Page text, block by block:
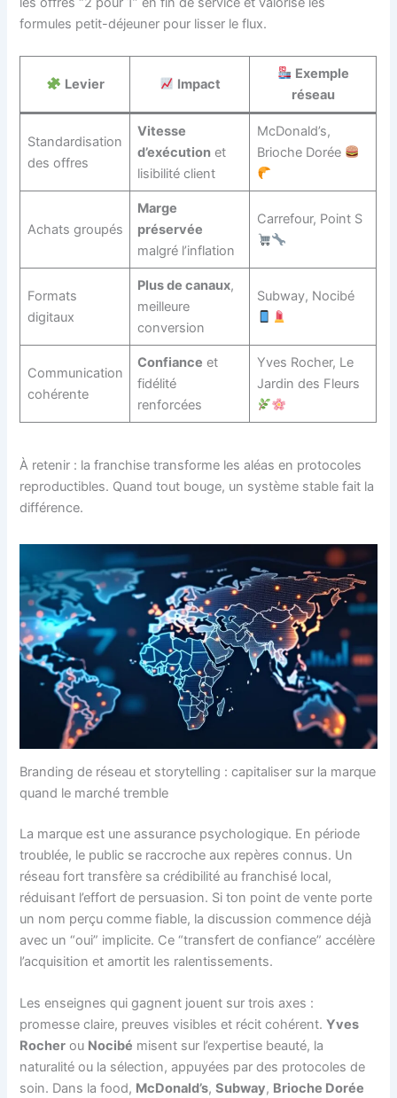
formules petit-déjeuner pour lisser le flux.
Levier Impact
Exemple
réseau
Standardisation
des offres
Vitesse
d’exécutionet
lisibilité client
McDonald’s,
Brioche Dorée
Achats groupés
Marge
préservée
malgré l’inflation
Carrefour, Point S
Formats
digitaux
Plus de canaux,
meilleure
conversion
Subway, Nocibé
Communication
cohérente
Confiance et
fidélité
renforcées
Yves Rocher, Le
Jardin des Fleurs
À retenir : la franchise transforme les aléas en protocoles
reproductibles. Quand tout bouge, un système stable fait la
différence.
Branding de réseau et storytelling : capitaliser sur la marque
quand le marché tremble
La marque est une assurance psychologique. En période
troublée, le public se raccroche aux repères connus. Un
réseau fort transfère sa crédibilité au franchisé local,
réduisant l’effort de persuasion. Si ton point de vente porte
un nom perçu comme fiable, la discussion commence déjà
avec un “oui” implicite. Ce “transfert de confiance” accélère
l’acquisition et amortit les ralentissements.
Les enseignes qui gagnent jouent sur trois axes :
promesse claire, preuves visibles et récit cohérent.Yves
Rocher ou Nocibé misent sur l’expertise beauté, la
naturalité ou la sélection, appuyées par des protocoles de
soin. Dans la food, McDonald’s,Subway, Brioche Dorée